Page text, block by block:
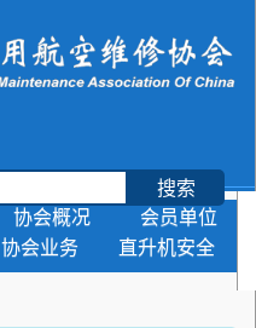
搜索
协会概况
会员单位
协会业务
直升机安全